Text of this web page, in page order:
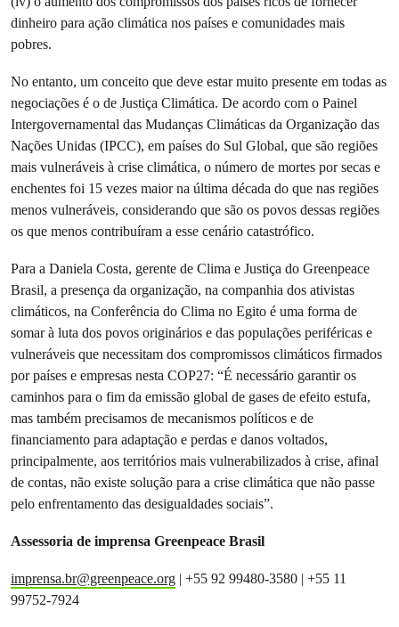
dinheiro para ação climática nos países e comunidades mais
pobres.
No entanto, um conceito que deve estar muito presente em todas as
negociações é o de Justiça Climática. De acordo com o Painel
Intergovernamental das Mudanças Climáticas da Organização das
Nações Unidas (IPCC), em países do Sul Global, que são regiões
mais vulneráveis à crise climática, o número de mortes por secas e
enchentes foi 15 vezes maior na última década do que nas regiões
menos vulneráveis, considerando que são os povos dessas regiões
os que menos contribuíram a esse cenário catastrófico.
Para a Daniela Costa, gerente de Clima e Justiça do Greenpeace
Brasil, a presença da organização, na companhia dos ativistas
climáticos, na Conferência do Clima no Egito é uma forma de
somar à luta dos povos originários e das populações periféricas e
vulneráveis que necessitam dos compromissos climáticos firmados
por países e empresas nesta COP27: “É necessário garantir os
caminhos para o fim da emissão global de gases de efeito estufa,
mas também precisamos de mecanismos políticos e de
financiamento para adaptação e perdas e danos voltados,
principalmente, aos territórios mais vulnerabilizados à crise, afinal
de contas, não existe solução para a crise climática que não passe
pelo enfrentamento das desigualdades sociais”.
Assessoria de imprensa Greenpeace Brasil
imprensa.br@greenpeace.org | ​+55 92 99480-3580 | +55 11
99752-7924